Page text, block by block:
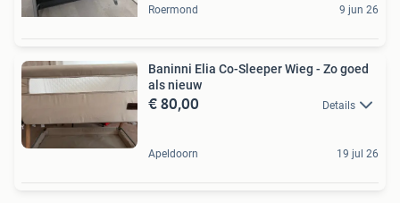
Roermond 9 jun 26
Baninni Elia Co-Sleeper Wieg - Zo goed
als nieuw
€ 80,00 Details
Apeldoorn 19 jul 26